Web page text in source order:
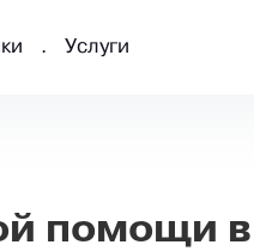
Услуги
помощи